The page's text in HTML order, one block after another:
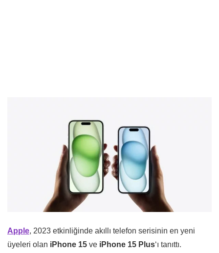
Apple, 2023 etkinliğinde akıllı telefon serisinin en yeni
üyeleri olan iPhone 15 ve iPhone 15 Plus‘ı tanıttı.